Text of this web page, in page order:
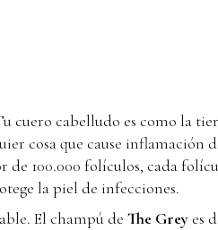
cuero cabelludo es como la
cosa que cause
100.000 folículos, cada
la piel de infecciones.
El champú de The Grey es